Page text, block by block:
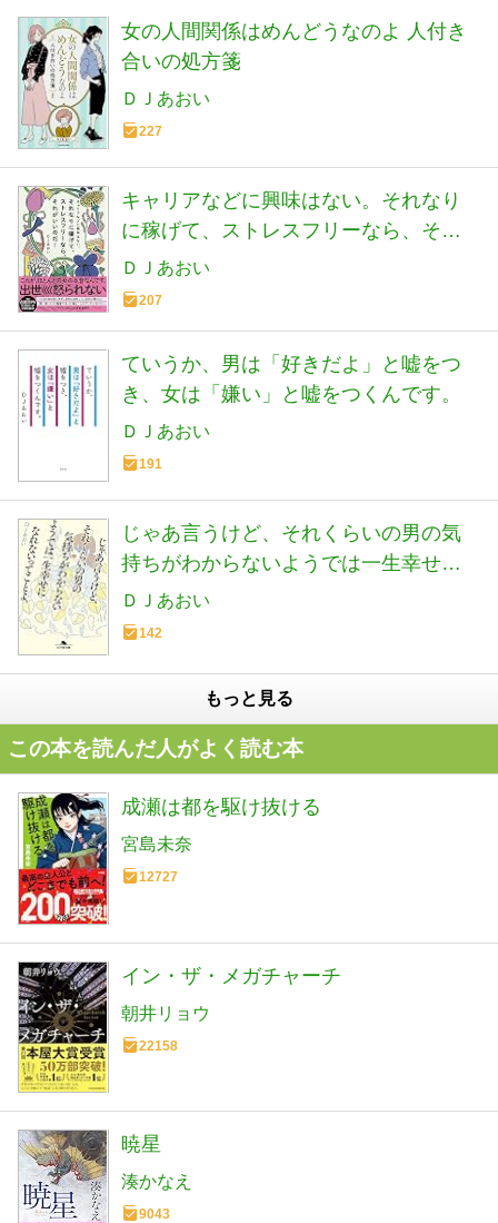
女の人間関係はめんどうなのよ 人付き
合いの処方箋
ＤＪあおい
227
キャリアなどに興味はない。それなり
に稼げて、ストレスフリーなら、それ
がいいのだ!
ＤＪあおい
207
ていうか、男は「好きだよ」と嘘をつ
き、女は「嫌い」と嘘をつくんです。
ＤＪあおい
191
じゃあ言うけど、それくらいの男の気
持ちがわからないようでは一生幸せに
なれないってことよ。 (幻冬舎文庫)
ＤＪあおい
142
もっと見る
この本を読んだ人がよく読む本
成瀬は都を駆け抜ける
宮島未奈
12727
イン・ザ・メガチャーチ
朝井リョウ
22158
暁星
湊かなえ
9043